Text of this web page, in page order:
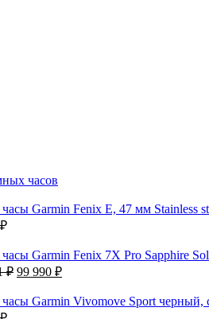
часов
Garmin Fenix E, 47 мм Stainless
₽
Garmin Fenix 7X Pro Sapphire
₽ Первоначальная
составляла
153
99 990 ₽Текущая
99
Garmin Vivomove Sport черный,